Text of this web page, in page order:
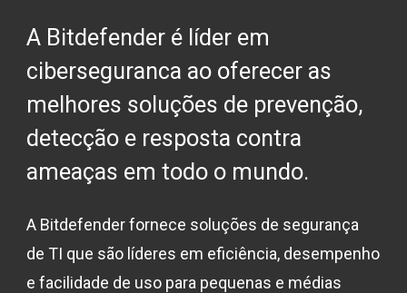
A Bitdefender é líder em
ciberseguranca ao oferecer as
melhores soluções de prevenção,
detecção e resposta contra
ameaças em todo o mundo.
A Bitdefender fornece soluções de segurança
de TI que são líderes em eficiência, desempenho
e facilidade de uso para pequenas e médias